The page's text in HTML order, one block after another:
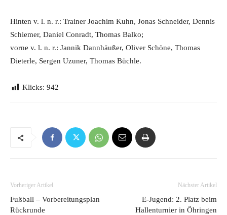
Hinten v. l. n. r.: Trainer Joachim Kuhn, Jonas Schneider, Dennis
Schiemer, Daniel Conradt, Thomas Balko;
vorne v. l. n. r.: Jannik Dannhäußer, Oliver Schöne, Thomas
Dieterle, Sergen Uzuner, Thomas Büchle.
Klicks: 942
Vorheriger Artikel
Fußball – Vorbereitungsplan
Rückrunde
Nächster Artikel
E-Jugend: 2. Platz beim
Hallenturnier in Öhringen